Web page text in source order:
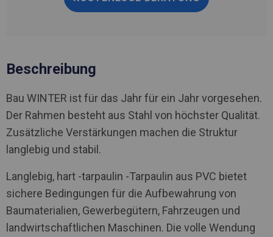
Beschreibung
Bau WINTER ist für das Jahr für ein Jahr vorgesehen.
Der Rahmen besteht aus Stahl von höchster Qualität.
Zusätzliche Verstärkungen machen die Struktur
langlebig und stabil.
Langlebig, hart -tarpaulin -Tarpaulin aus PVC bietet
sichere Bedingungen für die Aufbewahrung von
Baumaterialien, Gewerbegütern, Fahrzeugen und
landwirtschaftlichen Maschinen. Die volle Wendung